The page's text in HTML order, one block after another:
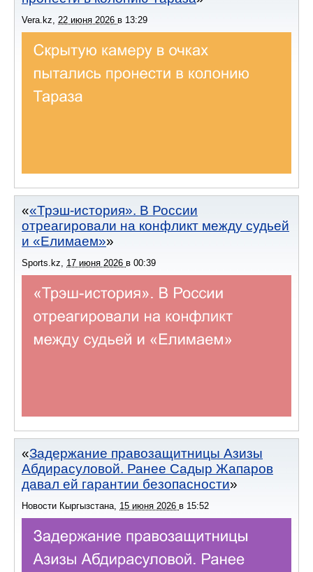
Vera.kz, 22 июня 2026 в 13:29
«Трэш-история». В России
отреагировали на конфликт между судьей
и «Елимаем»
Sports.kz, 17 июня 2026 в 00:39
Задержание правозащитницы Азизы
Абдирасуловой. Ранее Садыр Жапаров
давал ей гарантии безопасности
Новости Кыргызстана 15 июня 2026 в 15:52